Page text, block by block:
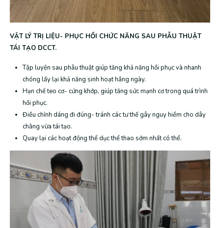
VẬT LÝ TRỊ LIỆU- PHỤC HỒI CHỨC NĂNG SAU PHẪU THUẬT
TÁI TẠO DCCT.
Tập luyện sau phẫu thuật giúp tăng khả năng hồi phục và nhanh
chóng lấy lại khả năng sinh hoạt hẳng ngày.
Hạn chế teo cơ- cứng khớp, giúp tăng sức mạnh cơ trong quá trình
hồi phục.
Điều chỉnh dáng đi đúng- tránh các tư thế gây nguy hiểm cho dây
chằng vừa tái tạo.
Quay lại các hoạt động thể dục thể thao sớm nhất có thể.